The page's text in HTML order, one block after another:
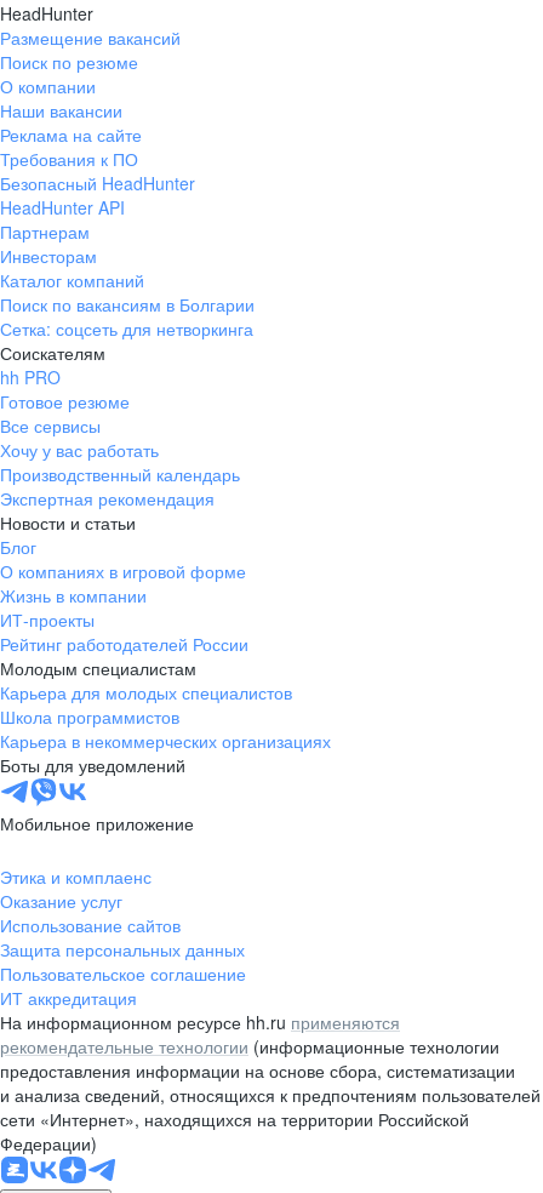
HeadHunter
Размещение вакансий
Поиск по резюме
О компании
Наши вакансии
Реклама на сайте
Требования к ПО
Безопасный HeadHunter
HeadHunter API
Партнерам
Инвесторам
Каталог компаний
Поиск по вакансиям в Болгарии
Сетка: соцсеть для нетворкинга
Соискателям
hh PRO
Готовое резюме
Все сервисы
Хочу у вас работать
Производственный календарь
Экспертная рекомендация
Новости и статьи
Блог
О компаниях в игровой форме
Жизнь в компании
ИТ-проекты
Рейтинг работодателей России
Молодым специалистам
Карьера для молодых специалистов
Школа программистов
Карьера в некоммерческих организациях
Боты для уведомлений
Мобильное приложение
Этика и комплаенс
Оказание услуг
Использование сайтов
Защита персональных данных
Пользовательское соглашение
ИТ аккредитация
На информационном ресурсе hh.ru применяются
рекомендательные технологии (информационные технологии
предоставления информации на основе сбора, систематизации
и анализа сведений, относящихся к предпочтениям пользователей
сети «Интернет», находящихся на территории Российской
Федерации)